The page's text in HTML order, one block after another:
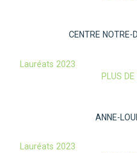
CENTRE NOTRE-
Lauréats 2023
PLUS
ANNE-
Lauréats 2023